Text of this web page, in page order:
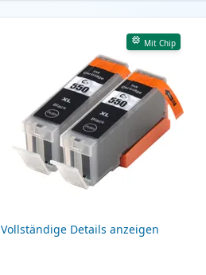
Mit Chip
Vollständige Details anzeigen